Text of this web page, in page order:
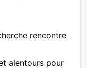
rencontre
alentours pour